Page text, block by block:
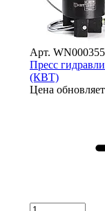
Арт.
Пресс
(КВТ)
Цена